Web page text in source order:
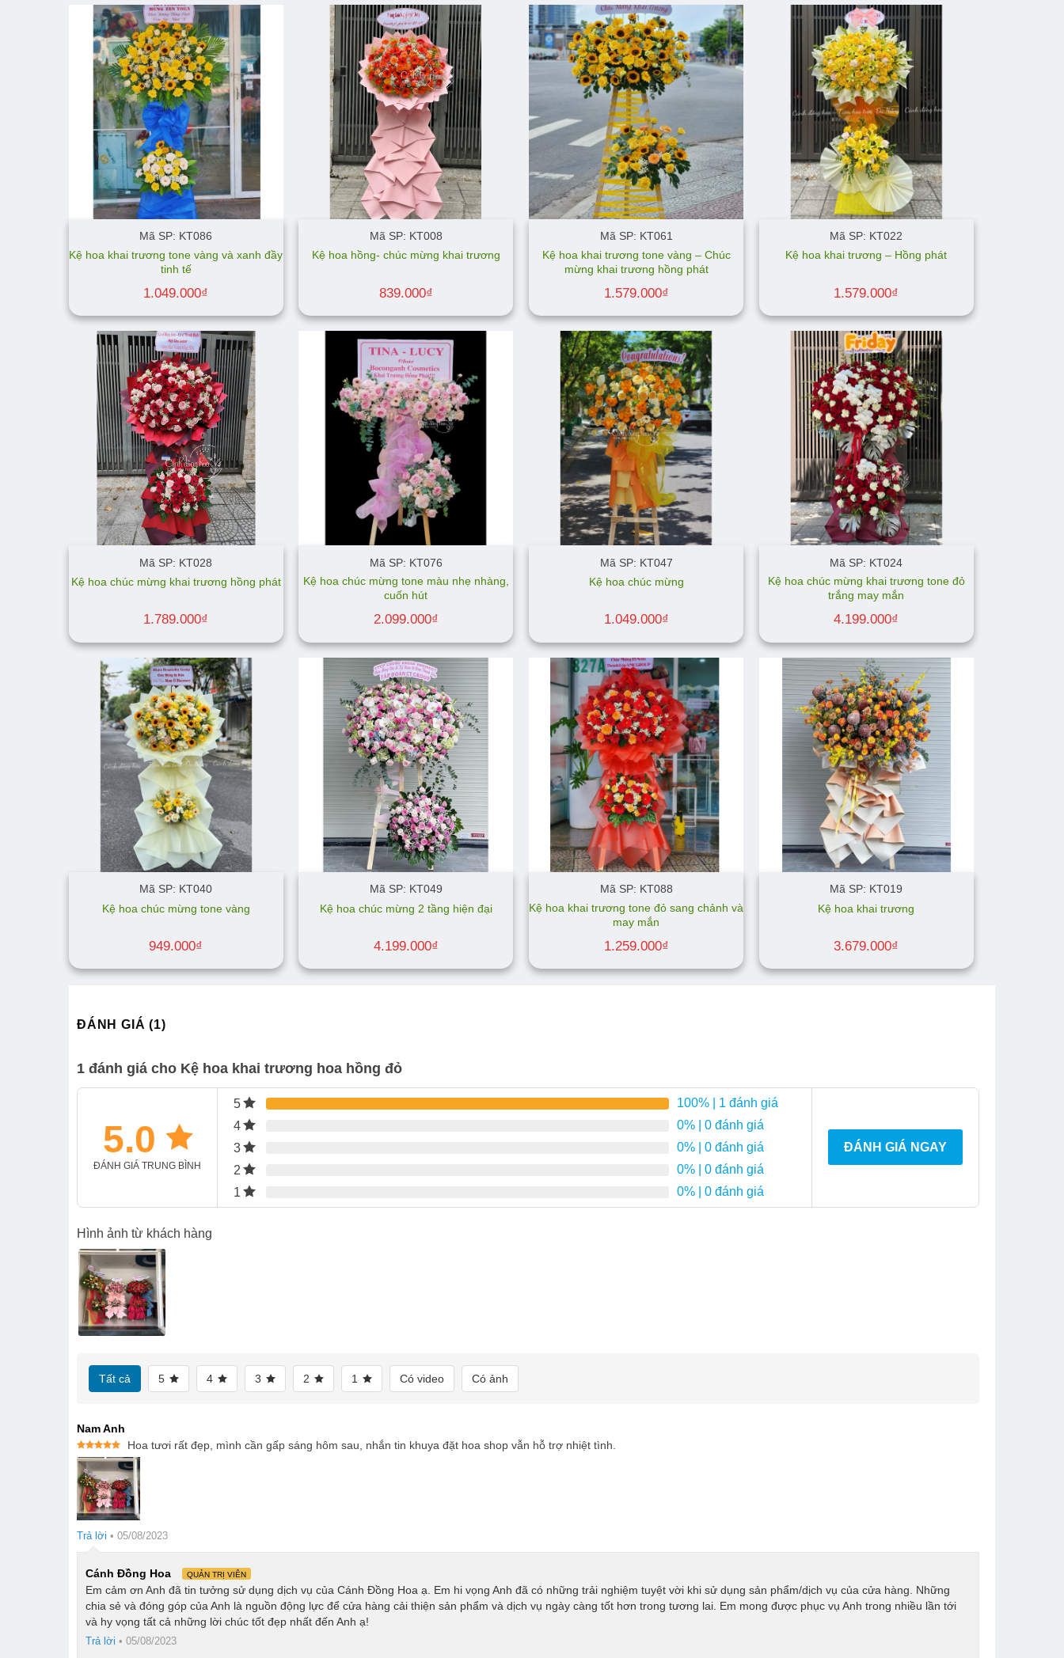
Mã SP: KT086
Kệ hoa khai trương tone vàng và xanh đầy
tinh tế
1.049.000₫
Mã SP: KT008
Kệ hoa hồng- chúc mừng khai trương
839.000₫
Mã SP: KT061
Kệ hoa khai trương tone vàng – Chúc
mừng khai trương hồng phát
1.579.000₫
Mã SP: KT022
Kệ hoa khai trương – Hồng phát
1.579.000₫
Mã SP: KT028
Kệ hoa chúc mừng khai trương hồng phát
1.789.000₫
Mã SP: KT076
Kệ hoa chúc mừng tone màu nhẹ nhàng,
cuốn hút
2.099.000₫
Mã SP: KT047
Kệ hoa chúc mừng
1.049.000₫
Mã SP: KT024
Kệ hoa chúc mừng khai trương tone đỏ
trắng may mắn
4.199.000₫
Mã SP: KT040
Kệ hoa chúc mừng tone vàng
949.000₫
Mã SP: KT049
Kệ hoa chúc mừng 2 tầng hiện đại
4.199.000₫
Mã SP: KT088
Kệ hoa khai trương tone đỏ sang chảnh và
may mắn
1.259.000₫
Mã SP: KT019
Kệ hoa khai trương
3.679.000₫
ĐÁNH GIÁ (1)
1 đánh giá cho Kệ hoa khai trương hoa hồng đỏ
5.0
ĐÁNH GIÁ TRUNG BÌNH
5 100% | 1 đánh giá
4
0% | 0 đánh giá
3
0% | 0 đánh giá
2
0% | 0 đánh giá
1
0% | 0 đánh giá
ĐÁNH GIÁ NGAY
Hình ảnh từ khách hàng
Tất cả 5 4 3 2 1 Có video Có ảnh
Nam Anh
Được xếp
hạng
sao
Hoa tươi rất đẹp, mình cần gấp sáng hôm sau, nhắn tin khuya đặt hoa shop vẫn hỗ trợ nhiệt tình.
Trả lời • 05/08/2023
Cánh Đồng Hoa QUẢN TRỊ VIÊN
Em cảm ơn Anh đã tin tưởng sử dụng dịch vụ của Cánh Đồng Hoa ạ. Em hi vọng Anh đã có những trải nghiệm tuyệt vời khi sử dụng sản phẩm/dịch vụ của cửa hàng. Những
chia sẻ và đóng góp của Anh là nguồn động lực để cửa hàng cải thiện sản phẩm và dịch vụ ngày càng tốt hơn trong tương lai. Em mong được phục vụ Anh trong nhiều lần tới
và hy vọng tất cả những lời chúc tốt đẹp nhất đến Anh ạ!
Trả lời • 05/08/2023